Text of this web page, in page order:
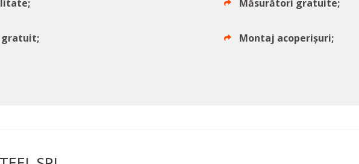
Măsurători gratuite;
gratuit; Montaj acoperișuri;